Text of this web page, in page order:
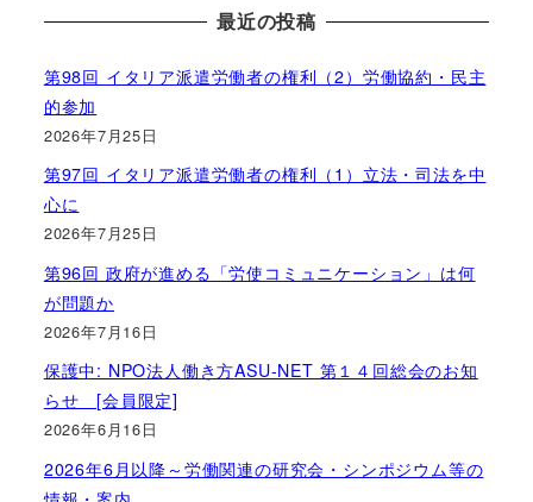
最近の投稿
第98回 イタリア派遣労働者の権利（2）労働協約・民主
的参加
2026年7月25日
第97回 イタリア派遣労働者の権利（1）立法・司法を中
心に
2026年7月25日
第96回 政府が進める「労使コミュニケーション」は何
が問題か
2026年7月16日
保護中: NPO法人働き方ASU-NET 第１４回総会のお知
らせ [会員限定]
2026年6月16日
2026年6月以降～労働関連の研究会・シンポジウム等の